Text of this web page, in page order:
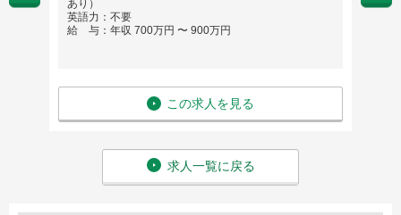
あり）
英語力：不要
給 与：年収 700万円 〜 900万円
この求人を見る
給
求人一覧に戻る